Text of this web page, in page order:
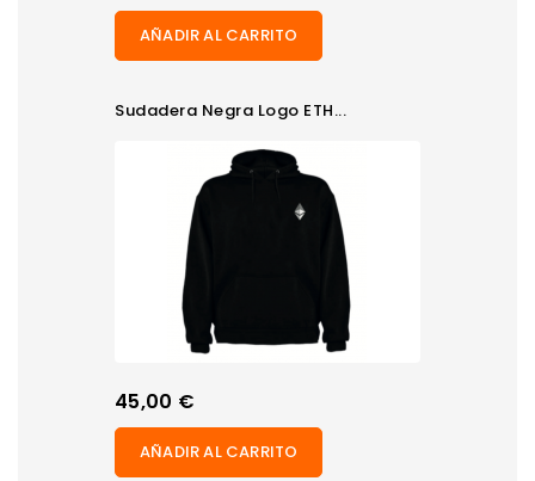
AÑADIR AL CARRITO
Sudadera Negra Logo ETH...
Precio
45,00 €
AÑADIR AL CARRITO